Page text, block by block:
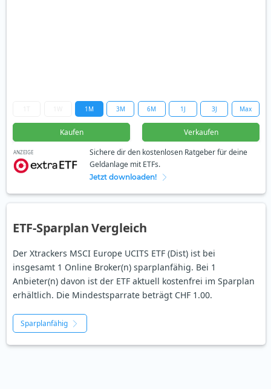
1M 3M 6M 1J 3J Max
Kaufen Verkaufen
ANZEIGE
Sichere dir den kostenlosen Ratgeber für deine
Geldanlage mit ETFs.
Jetzt downloaden!
ETF-Sparplan Vergleich
Der Xtrackers MSCI Europe UCITS ETF (Dist) ist bei
insgesamt 1 Online Broker(n) sparplanfähig. Bei 1
Anbieter(n) davon ist der ETF aktuell kostenfrei im Sparplan
erhältlich. Die Mindestsparrate beträgt CHF 1.00.
Sparplanfähig